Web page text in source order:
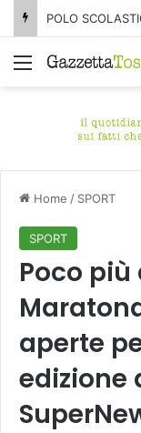
Menu
Home / SPORT
SPORT
Poco
aperte
edizione